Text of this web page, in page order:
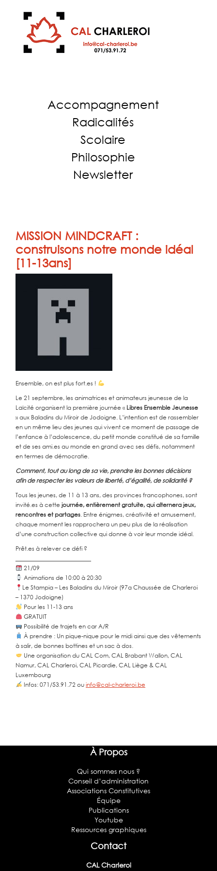
Accompagnement
Radicalités
Scolaire
Philosophie
Newsletter
MISSION MINDCRAFT :
construisons notre monde idéal
[11-13ans]
Ensemble, on est plus fort.es !
Le 21 septembre, les animatrices et animateurs jeunesse de la
Laïcité organisent la première journée « Libres Ensemble Jeunesse
» aux Baladins du Miroir de Jodoigne. L’intention est de rassembler
en un même lieu des jeunes qui vivent ce moment de passage de
l’enfance à l’adolescence, du petit monde constitué de sa famille
et de ses ami.es au monde en grand avec ses défis, notamment
en termes de démocratie.
Comment, tout au long de sa vie, prendre les bonnes décisions
afin de respecter les valeurs de liberté, d’égalité, de solidarité ?
Tous les jeunes, de 11 à 13 ans, des provinces francophones, sont
invité.es à cettejournée, entièrement gratuite, qui alternera jeux,
rencontres et partages. Entre énigmes, créativité et amusement,
chaque moment les rapprochera un peu plus de la réalisation
d’une construction collective qui donne à voir leur monde idéal.
Prêt.es à relever ce défi ?
21/09
Animations de 10:00 à 20:30
Le Stampia – Les Baladins du Miroir (97a Chaussée de Charleroi
– 1370 Jodoigne)
Pour les 11-13 ans
GRATUIT
Possibilité de trajets en car A/R
À prendre : Un pique-nique pour le midi ainsi que des vêtements
à salir, de bonnes bottines et un sac à dos.
Une organisation du CAL Com, CAL Brabant Wallon, CAL
Namur, CAL Charleroi, CAL Picardie, CAL Liège & CAL
Luxembourg
Infos: 071/53.91.72 ouinfo@cal-charleroi.be
À Propos
Qui sommes nous ?
Conseil d’administration
Associations Constitutives
Équipe
Publications
Youtube
Ressources graphiques
Contact
CAL Charleroi